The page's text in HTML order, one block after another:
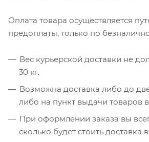
Оплата товара осуществляется
предоплаты, только по
Вес курьерской доставки не
30 кг.
Возможна доставка либо до
либо на пункт выдачи товаров
При оформлении заказа вы
сколько будет стоить доставка